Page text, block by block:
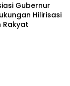
Gubernur
Hilirisasi
Rakyat